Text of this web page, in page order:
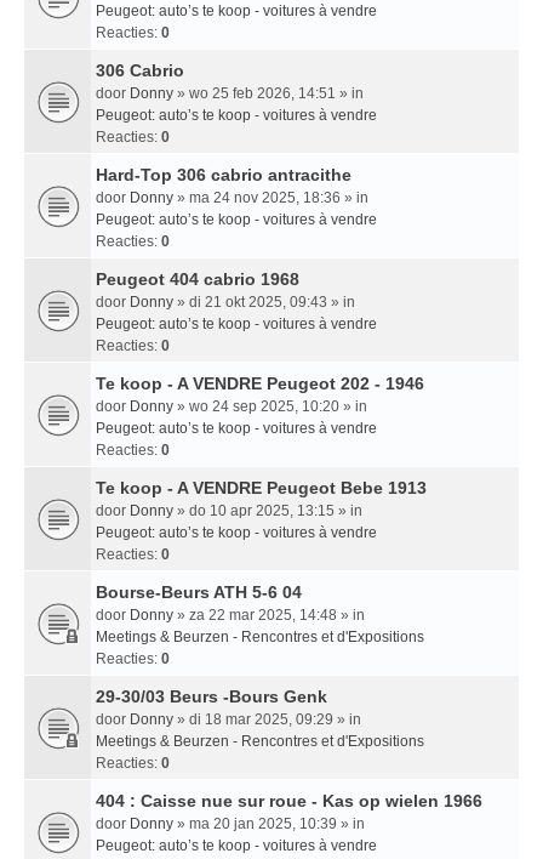
Peugeot: auto’s te koop - voitures à vendre
Reacties: 0
306 Cabrio
door Donny » wo 25 feb 2026, 14:51 » in
Peugeot: auto’s te koop - voitures à vendre
Reacties: 0
Hard-Top 306 cabrio antracithe
door Donny » ma 24 nov 2025, 18:36 » in
Peugeot: auto’s te koop - voitures à vendre
Reacties: 0
Peugeot 404 cabrio 1968
door Donny » di 21 okt 2025, 09:43 » in
Peugeot: auto’s te koop - voitures à vendre
Reacties: 0
Te koop - A VENDRE Peugeot 202 - 1946
door Donny » wo 24 sep 2025, 10:20 » in
Peugeot: auto’s te koop - voitures à vendre
Reacties: 0
Te koop - A VENDRE Peugeot Bebe 1913
door Donny » do 10 apr 2025, 13:15 » in
Peugeot: auto’s te koop - voitures à vendre
Reacties: 0
Bourse-Beurs ATH 5-6 04
door Donny » za 22 mar 2025, 14:48 » in
Meetings & Beurzen - Rencontres et d'Expositions
Reacties: 0
29-30/03 Beurs -Bours Genk
door Donny » di 18 mar 2025, 09:29 » in
Meetings & Beurzen - Rencontres et d'Expositions
Reacties: 0
404 : Caisse nue sur roue - Kas op wielen 1966
door Donny » ma 20 jan 2025, 10:39 » in
Peugeot: auto’s te koop - voitures à vendre